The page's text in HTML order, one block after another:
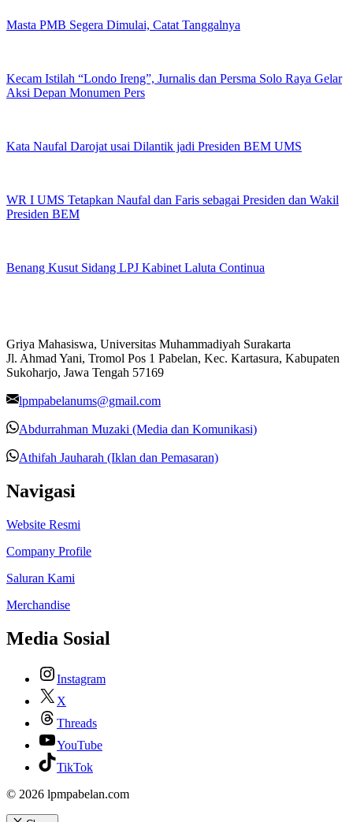
Masta PMB Segera Dimulai, Catat Tanggalnya
Kecam Istilah “Londo Ireng”, Jurnalis dan Persma Solo Raya Gelar
Aksi Depan Monumen Pers
Kata Naufal Darojat usai Dilantik jadi Presiden BEM UMS
WR I UMS Tetapkan Naufal dan Faris sebagai Presiden dan Wakil
Presiden BEM
Benang Kusut Sidang LPJ Kabinet Laluta Continua
Griya Mahasiswa, Universitas Muhammadiyah Surakarta
Jl. Ahmad Yani, Tromol Pos 1 Pabelan, Kec. Kartasura, Kabupaten
Sukoharjo, Jawa Tengah 57169
lpmpabelanums@gmail.com
Abdurrahman Muzaki (Media dan Komunikasi)
Athifah Jauharah (Iklan dan Pemasaran)
Navigasi
Website Resmi
Company Profile
Saluran Kami
Merchandise
Media Sosial
Instagram
X
Threads
YouTube
TikTok
© 2026 lpmpabelan.com